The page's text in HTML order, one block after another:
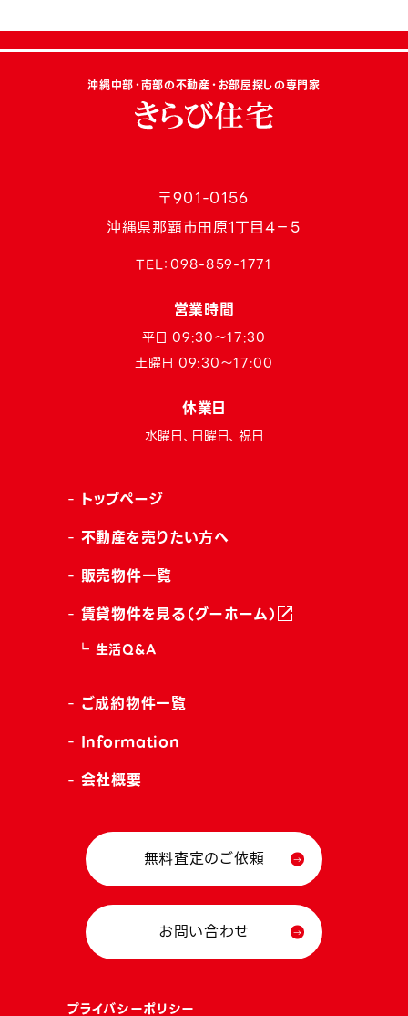
沖縄中部・南部の不動産・お部屋探しの専門家
〒901-0156
沖縄県那覇市田原1丁目4−5
TEL：098-859-1771
営業時間
平日 09:30〜17:30
土曜日 09:30〜17:00
休業日
水曜日、日曜日、祝日
トップページ
不動産を売りたい方へ
販売物件一覧
賃貸物件を見る（グーホーム）
生活Q&A
ご成約物件一覧
Information
会社概要
無料査定のご依頼
お問い合わせ
プライバシーポリシー